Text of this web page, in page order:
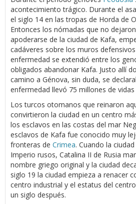
acontecimiento trágico. Durante el
el siglo 14 en las tropas de Horda de
Entonces los nómadas que no
apoderarse de la ciudad de Kafa,
cadáveres sobre los muros
enfermedad se extendió entre los
obligados abandonar Kafa. Justo allí
camino a Génova, sin duda, se
enfermedad llevó 75 millones de
Los turcos otomanos que reinaron
convirtieron la ciudad en un centro
los esclavos en las costas del mar
esclavos de Kafa fue conocido muy
fronteras de Crimea. Cuando la
Imperio rusos, Catalina II de Rusia
nombre griego original y la ciudad
siglo 19 la ciudad empieza a renacer
centro industrial y el estatus del
un siglo después.